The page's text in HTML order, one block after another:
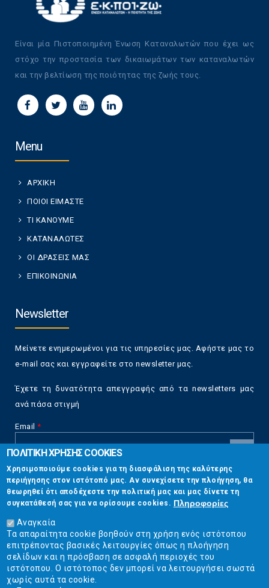
Είναι μία Πιστοποιημένη Ένωση Καταναλωτών που έχει ως
στόχο την προστασία των δικαιωμάτων των καταναλωτών
και την βελτίωση της ποιότητας της ζωής τους.
Menu
ΑΡΧΙΚΗ
ΠΟΙΟΙ ΕΙΜΑΣΤΕ
ΤΙ ΚΑΝΟΥΜΕ
ΚΑΤΑΝΑΛΩΤΕΣ
ΟΙ ΔΡΑΣΕΙΣ ΜΑΣ
ΕΠΙΚΟΙΝΩΝΙΑ
Newsletter
Μείνετε ενημερωμένοι για τις υπηρεσίες μας. Αφήστε μας το
e-mail σας και εγγραφείτε στο newsletter μας.
Έχετε τη δυνατότητα απεγγραφής από τα newsletters μας
ανά πάσα στιγμή
Email *
CAPTCHA
This
question is
for testing
whether or
not you are a
human visitor
and to
prevent
automated
spam
submissions.
Επικοινωνία
Στουρνάρη 17, Αθήνα 10683
2103304444
info@ekpizo.gr
www.ekpizo.gr
ΠΟΛΙΤΙΚΗ ΧΡΗΣΗΣ COOKIES
Χρησιμοποιούμε cookies για τη διασφάλιση της καλύτερης
περιήγησης στον ιστότοπό μας. Αν συνεχίσετε την πλοήγηση, θα
θεωρηθεί ότι αποδέχεστε την πολιτική μας και μας δίνετε τη
συγκατάθεσή σας για να ορίσουμε cookies. Πληροφορίες
Αναγκαία
Τα απαραίτητα cookie βοηθούν στη χρήση ενός ιστότοπου
επιτρέποντας βασικές λειτουργίες όπως η πλοήγηση
σελίδων και η πρόσβαση σε ασφαλή περιοχές του
ιστότοπου. Ο ιστότοπος δεν μπορεί να λειτουργήσει σωστά
χωρίς αυτά τα cookie.